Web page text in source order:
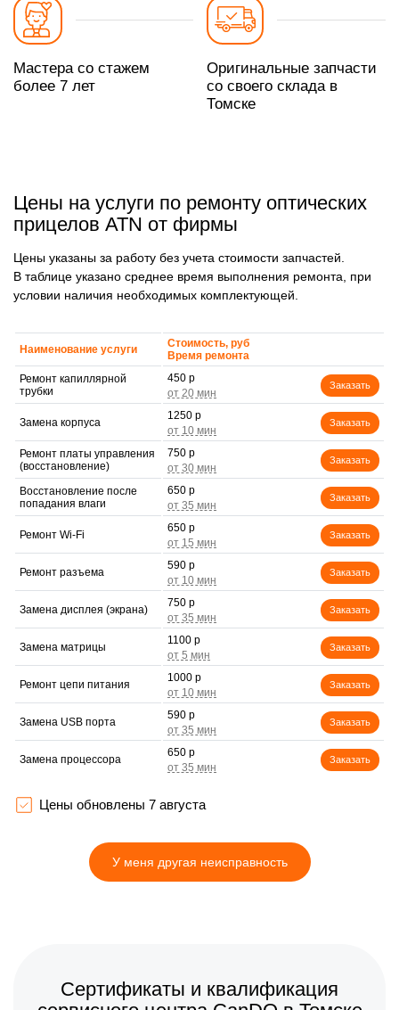
Мастера со стажем
более 7 лет
Оригинальные запчасти
со своего склада в
Томске
Цены на услуги по ремонту оптических
прицелов ATN от фирмы
Цены указаны за работу без учета стоимости запчастей.
В таблице указано среднее время выполнения ремонта, при
условии наличия необходимых комплектующей.
Наименование услуги
Стоимость, руб
Время ремонта
Ремонт капиллярной
трубки
450 р
Заказать
Замена корпуса
1250 р
Заказать
Ремонт платы управления
(восстановление)
750 р
Заказать
Восстановление после
попадания влаги
650 р
Заказать
Ремонт Wi-Fi
650 р
Заказать
Ремонт разъема
590 р
Заказать
Замена дисплея (экрана)
750 р
Заказать
Замена матрицы
1100 р
Заказать
Ремонт цепи питания
1000 р
Заказать
Замена USB порта
590 р
Заказать
Замена процессора
650 р
Заказать
Замена аккумулятора
Ремонт контроллеров
590 р
синхроимпульсов
Заказать
Цены обновлены 7 августа
У меня другая неисправность
Сертификаты и квалификация